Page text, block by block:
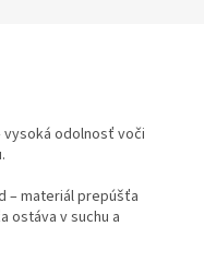
vysoká odolnosť voči
– materiál prepúšťa
ostáva v suchu a